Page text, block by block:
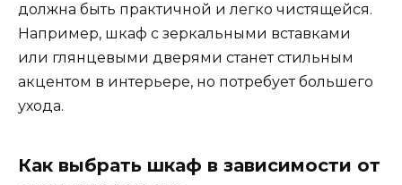
должна быть практичной и легко чистящейся.
Например, шкаф с зеркальными вставками
или глянцевыми дверями станет стильным
акцентом в интерьере, но потребует большего
ухода.
Как выбрать шкаф в зависимости от